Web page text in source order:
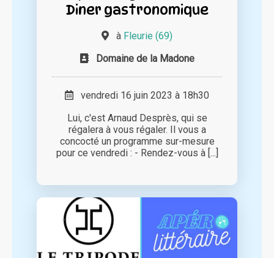
Diner gastronomique
à Fleurie (69)
Domaine de la Madone
vendredi 16 juin 2023 à 18h30
Lui, c'est Arnaud Desprès, qui se
régalera à vous régaler. Il vous a
concocté un programme sur-mesure
pour ce vendredi : - Rendez-vous à [...]